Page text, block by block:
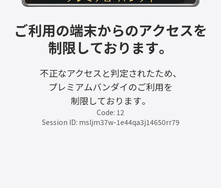
ご利用の端末からのアクセスを
制限しております。
不正なアクセスと判定されたため、
プレミアムバンダイのご利用を
制限しております。
Code: 12
Session ID: msljm37w-1e44qa3j14650rr79